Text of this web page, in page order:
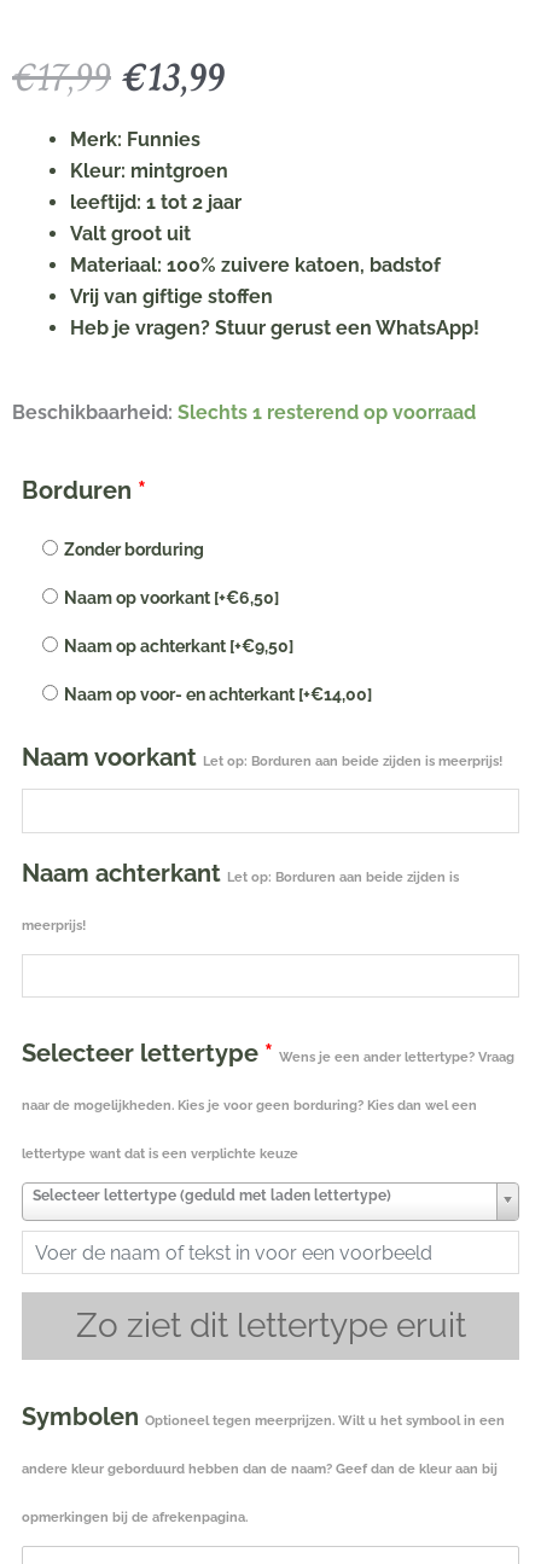
€17,99Oorspronkelijke
prijs
was:
€17,99.
€13,99Huidige
€13,99.
Merk: Funnies
Kleur: mintgroen
leeftijd: 1 tot 2 jaar
Valt groot uit
Materiaal: 100% zuivere katoen, badstof
Vrij van giftige stoffen
Heb je vragen? Stuur gerust een WhatsApp!
Beschikbaarheid: Slechts 1 resterend op voorraad
Borduren *
Zonder borduring
Naam op voorkant [+€6,50]
Naam op achterkant [+€9,50]
Naam op voor- en achterkant [+€14,00]
Naam voorkant Let op: Borduren aan beide zijden is meerprijs!
Naam achterkant Let op: Borduren aan beide zijden is
meerprijs!
Selecteer lettertype * Wens je een ander lettertype? Vraag
naar de mogelijkheden. Kies je voor geen borduring? Kies dan wel een
lettertype want dat is een verplichte keuze
Selecteer lettertype (geduld met laden lettertype)
Zo ziet dit lettertype eruit
Symbolen Optioneel tegen meerprijzen. Wilt u het symbool in een
andere kleur geborduurd hebben dan de naam? Geef dan de kleur aan bij
opmerkingen bij de afrekenpagina.
Mintgroen
naam
geborduurd
maat
86/92